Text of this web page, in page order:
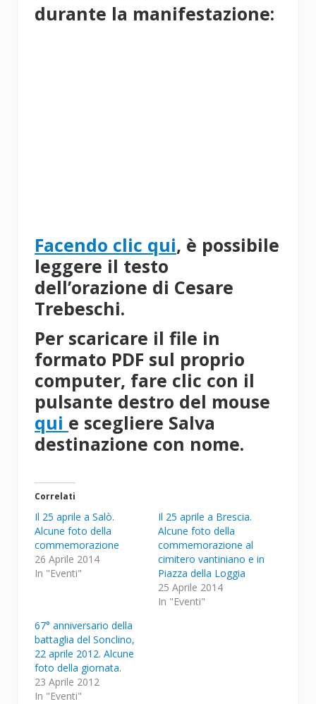
durante la manifestazione:
Facendo clic qui, è possibile
leggere il testo
dell’orazione di Cesare
Trebeschi.
Per scaricare il file in
formato PDF sul proprio
computer, fare clic con il
pulsante destro del mouse
qui e scegliere Salva
destinazione con nome.
Correlati
Il 25 aprile a Salò.
Alcune foto della
commemorazione
26 Aprile 2014
In "Eventi"
Il 25 aprile a Brescia.
Alcune foto della
commemorazione al
cimitero vantiniano e in
Piazza della Loggia
25 Aprile 2014
In "Eventi"
67° anniversario della
battaglia del Sonclino,
22 aprile 2012. Alcune
foto della giornata.
23 Aprile 2012
In "Eventi"